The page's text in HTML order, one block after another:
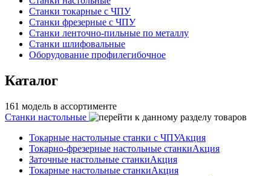
Станки токарные с ЧПУ
Станки фрезерные с ЧПУ
Станки ленточно-пильные по металлу
Станки шлифовальные
Оборудование профилегибочное
Каталог
161 модель в ассортименте
Станки настольные
Токарные настольные станки с ЧПУАкция
Токарно-фрезерные настольные станкиАкция
Заточные настольные станкиАкция
Токарные настольные станкиАкция